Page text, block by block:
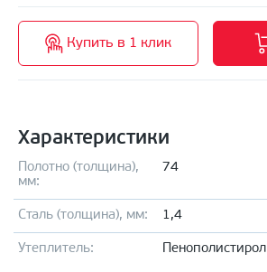
Купить в 1 клик
Характеристики
Полотно (толщина),
мм:
74
Сталь (толщина), мм: 1,4
Утеплитель: Пенополистирол